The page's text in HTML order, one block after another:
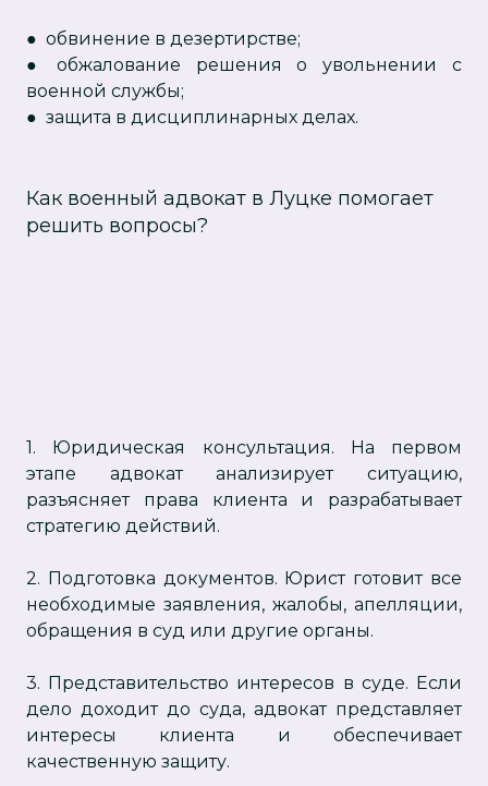
● обвинение в дезертирстве;
● обжалование решения о увольнении с
военной службы;
● защита в дисциплинарных делах.
Как военный адвокат в Луцке помогает
решить вопросы?
1. Юридическая консультация. На первом
этапе адвокат анализирует ситуацию,
разъясняет права клиента и разрабатывает
стратегию действий.
2. Подготовка документов. Юрист готовит все
необходимые заявления, жалобы, апелляции,
обращения в суд или другие органы.
3. Представительство интересов в суде. Если
дело доходит до суда, адвокат представляет
интересы клиента и обеспечивает
качественную защиту.